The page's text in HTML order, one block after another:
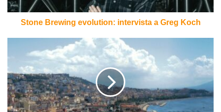
Stone Brewing evolution: intervista a Greg Koch
istantanea
del
fermento
birrario